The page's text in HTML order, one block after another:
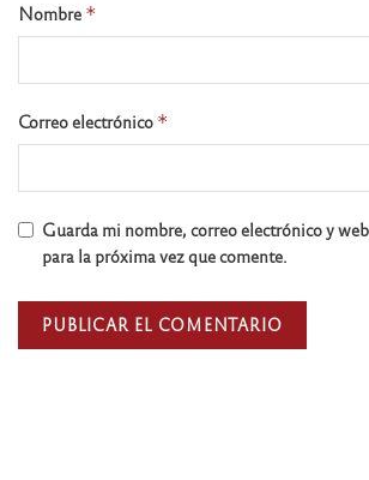
Nombre *
Correo electrónico *
Guarda mi nombre, correo electrónico y
para la próxima vez que comente.